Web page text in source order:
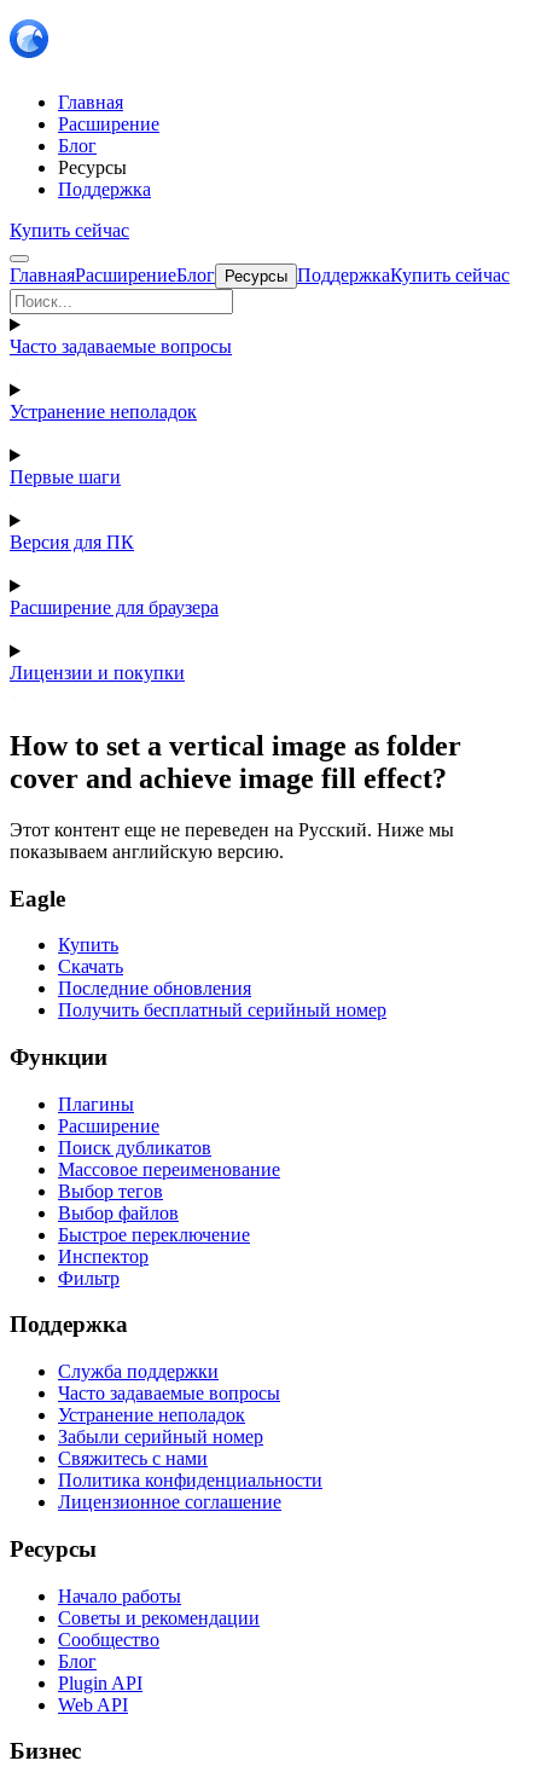
Главная
Расширение
Блог
Ресурсы
Поддержка
Купить сейчас
ГлавнаяРасширениеБлог Ресурсы ПоддержкаКупить сейчас
Часто задаваемые вопросы
Устранение неполадок
Первые шаги
Версия для ПК
Расширение для браузера
Лицензии и покупки
How to set a vertical image as folder
cover and achieve image fill effect?
Этот контент еще не переведен на Русский. Ниже мы
показываем английскую версию.
Eagle
Купить
Скачать
Последние обновления
Получить бесплатный серийный номер
Функции
Плагины
Расширение
Поиск дубликатов
Массовое переименование
Выбор тегов
Выбор файлов
Быстрое переключение
Инспектор
Фильтр
Поддержка
Служба поддержки
Часто задаваемые вопросы
Устранение неполадок
Забыли серийный номер
Свяжитесь с нами
Политика конфиденциальности
Лицензионное соглашение
Ресурсы
Начало работы
Советы и рекомендации
Сообщество
Блог
Plugin API
Web API
Бизнес